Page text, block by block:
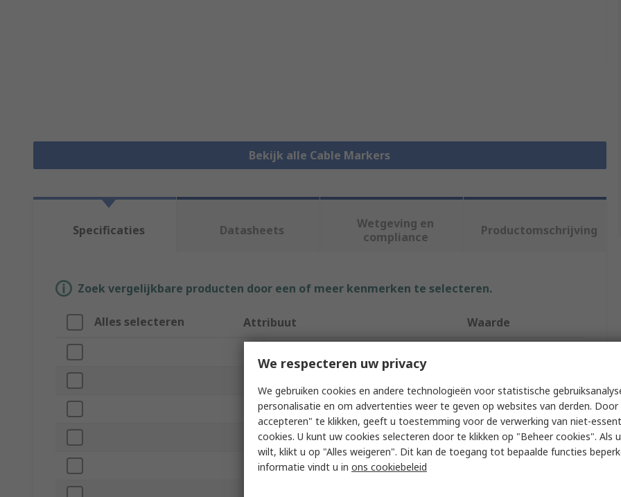
Bekijk alle Cable Markers
Specificaties Datasheets
Wetgeving en
compliance
Productomschrijving
Zoek vergelijkbare producten door een of meer kenmerken te selecteren.
Alles selecteren Attribuut Waarde
Product Type Cable Marker
Legend 7
Series
We respecteren uw privacy
We gebruiken cookies en andere technologieën voor statistische
personalisatie en om advertenties weer te geven op websites van derden. Door
accepteren" te klikken, geeft u toestemming voor de verwerking van niet-
cookies. U kunt uw cookies selecteren door te klikken op "Beheer cookies". Als
wilt, klikt u op "Alles weigeren". Dit kan de toegang tot bepaalde functies
informatie vindt u in ons cookiebeleid